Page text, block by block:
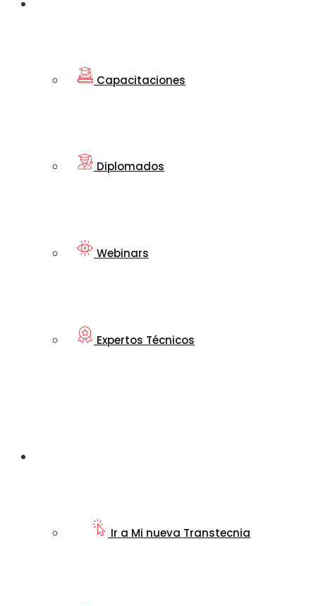
Capacitaciones
Diplomados
Webinars
Expertos Técnicos
Ir a Mi nueva Transtecnia